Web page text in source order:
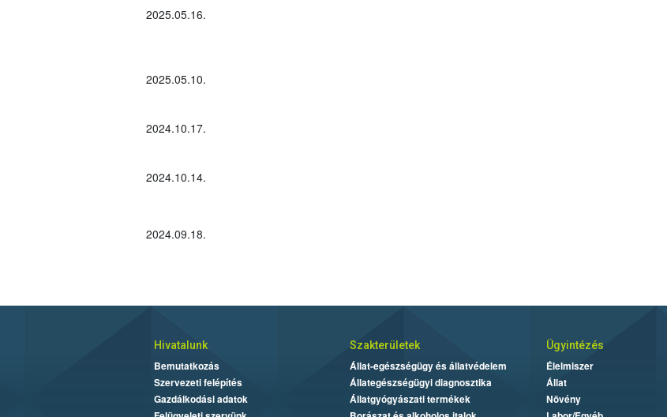
2025.05.16.
2025.05.10.
2024.10.17.
2024.10.14.
2024.09.18.
Hivatalunk
Bemutatkozás
Szervezeti felépítés
Gazdálkodási adatok
Szakterületek
Állat-egészségügy és állatvédelem
Állategészségügyi diagnosztika
Állatgyógyászati termékek
Ügyintézés
Élelmiszer
Állat
Növény